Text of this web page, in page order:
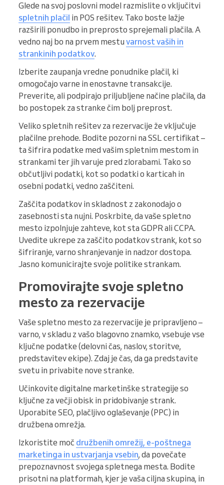
Glede na svoj poslovni model razmislite o vključitvi
spletnih plačil in POS rešitev. Tako boste lažje
razširili ponudbo in preprosto sprejemali plačila. A
vedno naj bo na prvem mestu varnost vaših in
strankinih podatkov.
Izberite zaupanja vredne ponudnike plačil, ki
omogočajo varne in enostavne transakcije.
Preverite, ali podpirajo priljubljene načine plačila, da
bo postopek za stranke čim bolj preprost.
Veliko spletnih rešitev za rezervacije že vključuje
plačilne prehode. Bodite pozorni na SSL certifikat –
ta šifrira podatke med vašim spletnim mestom in
strankami ter jih varuje pred zlorabami. Tako so
občutljivi podatki, kot so podatki o karticah in
osebni podatki, vedno zaščiteni.
Zaščita podatkov in skladnost z zakonodajo o
zasebnosti sta nujni. Poskrbite, da vaše spletno
mesto izpolnjuje zahteve, kot sta GDPR ali CCPA.
Uvedite ukrepe za zaščito podatkov strank, kot so
šifriranje, varno shranjevanje in nadzor dostopa.
Jasno komunicirajte svoje politike strankam.
Promovirajte svoje spletno
mesto za rezervacije
Vaše spletno mesto za rezervacije je pripravljeno –
varno, v skladu z vašo blagovno znamko, vsebuje vse
ključne podatke (delovni čas, naslov, storitve,
predstavitev ekipe). Zdaj je čas, da ga predstavite
svetu in privabite nove stranke.
Učinkovite digitalne marketinške strategije so
ključne za večji obisk in pridobivanje strank.
Uporabite SEO, plačljivo oglaševanje (PPC) in
družbena omrežja.
Izkoristite moč družbenih omrežij, e-poštnega
marketinga in ustvarjanja vsebin, da povečate
prepoznavnost svojega spletnega mesta. Bodite
prisotni na platformah, kjer je vaša ciljna skupina, in